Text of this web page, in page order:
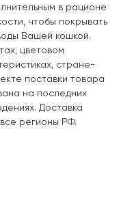
в рационе
чтобы покрывать
Вашей кошкой.
цветовом
стране-
поставки товара
на последних
Доставка
регионы РФ.